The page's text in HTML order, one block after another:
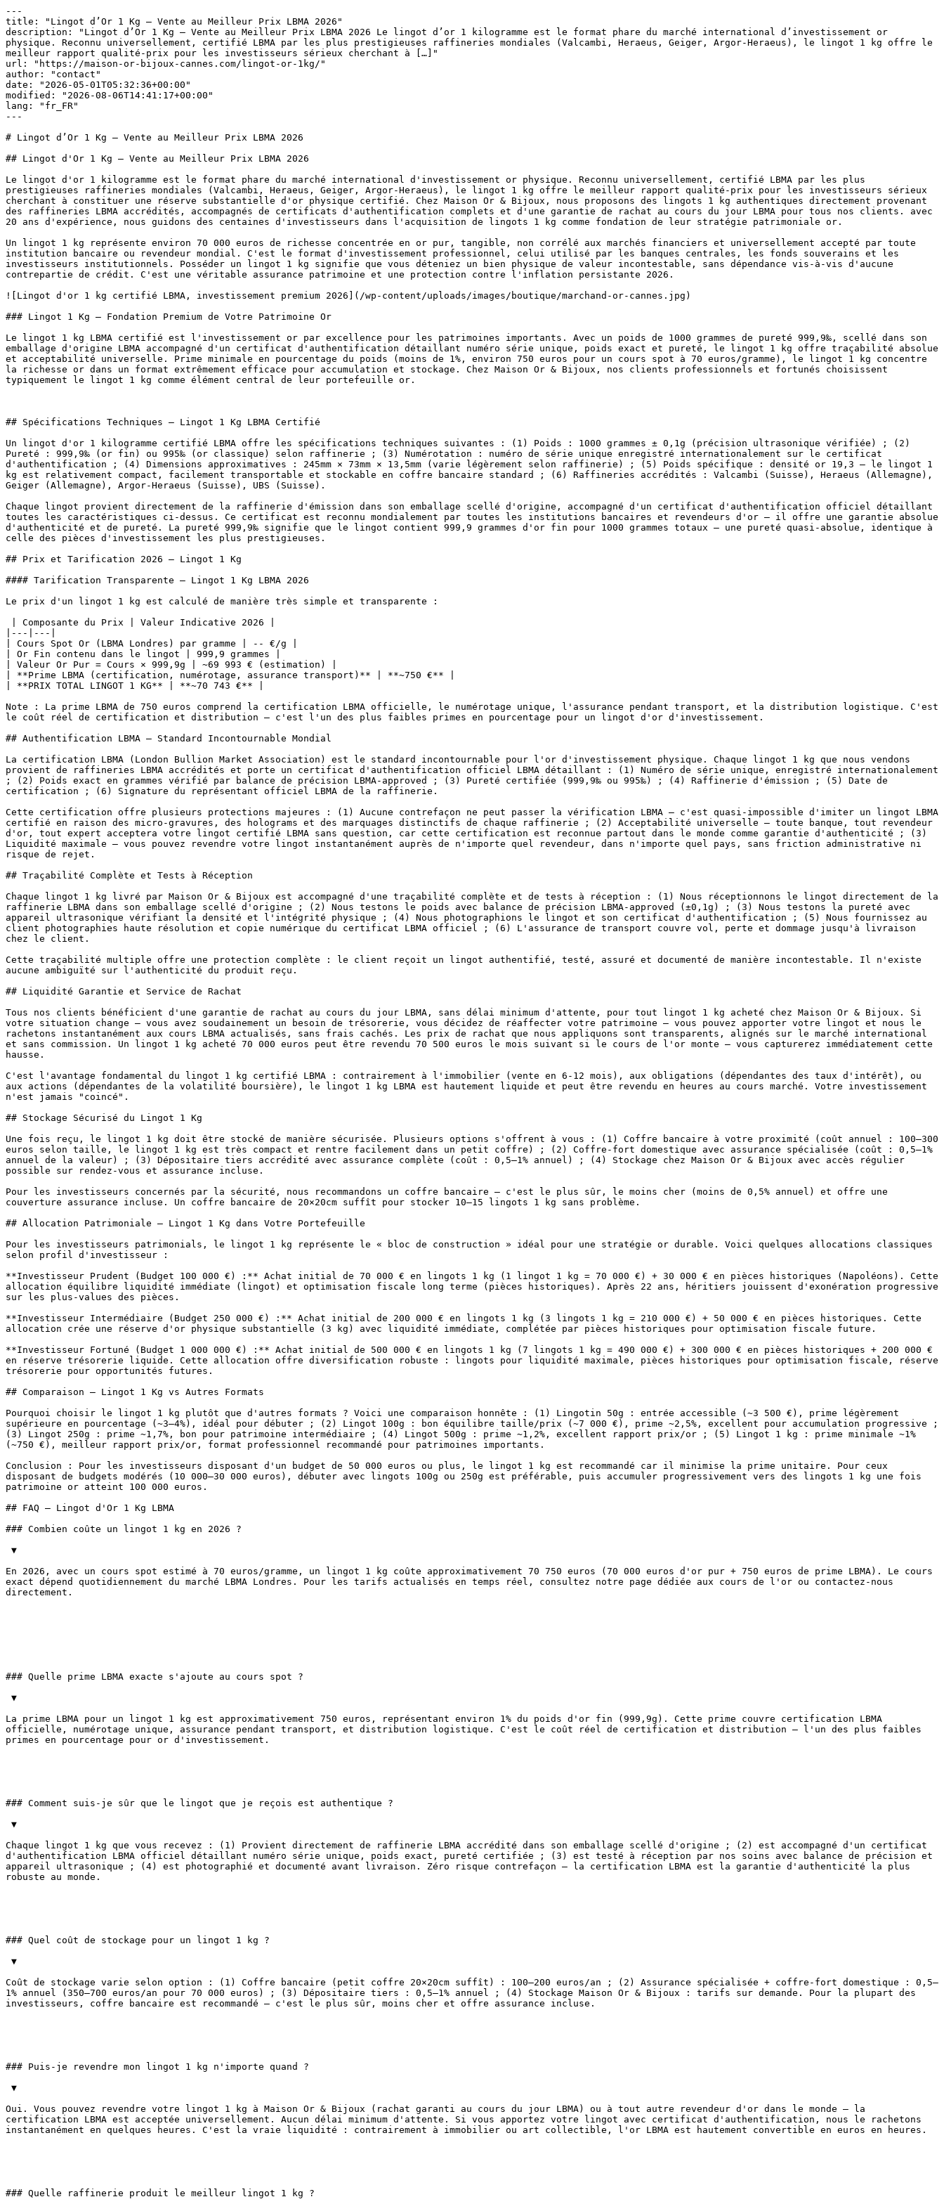
---
title: "Lingot d’Or 1 Kg — Vente au Meilleur Prix LBMA 2026"
description: "Lingot d’Or 1 Kg — Vente au Meilleur Prix LBMA 2026 Le lingot d’or 1 kilogramme est le format phare du marché international d’investissement or physique. Reconnu universellement, certifié LBMA par les plus prestigieuses raffineries mondiales (Valcambi, Heraeus, Geiger, Argor-Heraeus), le lingot 1 kg offre le meilleur rapport qualité-prix pour les investisseurs sérieux cherchant à […]"
url: "https://maison-or-bijoux-cannes.com/lingot-or-1kg/"
author: "contact"
date: "2026-05-01T05:32:36+00:00"
modified: "2026-08-06T14:41:17+00:00"
lang: "fr_FR"
---

# Lingot d’Or 1 Kg — Vente au Meilleur Prix LBMA 2026

## Lingot d'Or 1 Kg — Vente au Meilleur Prix LBMA 2026

Le lingot d'or 1 kilogramme est le format phare du marché international d'investissement or physique. Reconnu universellement, certifié LBMA par les plus prestigieuses raffineries mondiales (Valcambi, Heraeus, Geiger, Argor-Heraeus), le lingot 1 kg offre le meilleur rapport qualité-prix pour les investisseurs sérieux cherchant à constituer une réserve substantielle d'or physique certifié. Chez Maison Or & Bijoux, nous proposons des lingots 1 kg authentiques directement provenant des raffineries LBMA accrédités, accompagnés de certificats d'authentification complets et d'une garantie de rachat au cours du jour LBMA pour tous nos clients. avec 20 ans d'expérience, nous guidons des centaines d'investisseurs dans l'acquisition de lingots 1 kg comme fondation de leur stratégie patrimoniale or.

Un lingot 1 kg représente environ 70 000 euros de richesse concentrée en or pur, tangible, non corrélé aux marchés financiers et universellement accepté par toute institution bancaire ou revendeur mondial. C'est le format d'investissement professionnel, celui utilisé par les banques centrales, les fonds souverains et les investisseurs institutionnels. Posséder un lingot 1 kg signifie que vous déteniez un bien physique de valeur incontestable, sans dépendance vis-à-vis d'aucune contrepartie de crédit. C'est une véritable assurance patrimoine et une protection contre l'inflation persistante 2026.

![Lingot d'or 1 kg certifié LBMA, investissement premium 2026](/wp-content/uploads/images/boutique/marchand-or-cannes.jpg)

### Lingot 1 Kg — Fondation Premium de Votre Patrimoine Or

Le lingot 1 kg LBMA certifié est l'investissement or par excellence pour les patrimoines importants. Avec un poids de 1000 grammes de pureté 999,9‰, scellé dans son emballage d'origine LBMA accompagné d'un certificat d'authentification détaillant numéro série unique, poids exact et pureté, le lingot 1 kg offre traçabilité absolue et acceptabilité universelle. Prime minimale en pourcentage du poids (moins de 1%, environ 750 euros pour un cours spot à 70 euros/gramme), le lingot 1 kg concentre la richesse or dans un format extrêmement efficace pour accumulation et stockage. Chez Maison Or & Bijoux, nos clients professionnels et fortunés choisissent typiquement le lingot 1 kg comme élément central de leur portefeuille or.

 

## Spécifications Techniques — Lingot 1 Kg LBMA Certifié

Un lingot d'or 1 kilogramme certifié LBMA offre les spécifications techniques suivantes : (1) Poids : 1000 grammes ± 0,1g (précision ultrasonique vérifiée) ; (2) Pureté : 999,9‰ (or fin) ou 995‰ (or classique) selon raffinerie ; (3) Numérotation : numéro de série unique enregistré internationalement sur le certificat d'authentification ; (4) Dimensions approximatives : 245mm × 73mm × 13,5mm (varie légèrement selon raffinerie) ; (5) Poids spécifique : densité or 19,3 — le lingot 1 kg est relativement compact, facilement transportable et stockable en coffre bancaire standard ; (6) Raffineries accrédités : Valcambi (Suisse), Heraeus (Allemagne), Geiger (Allemagne), Argor-Heraeus (Suisse), UBS (Suisse).

Chaque lingot provient directement de la raffinerie d'émission dans son emballage scellé d'origine, accompagné d'un certificat d'authentification officiel détaillant toutes les caractéristiques ci-dessus. Ce certificat est reconnu mondialement par toutes les institutions bancaires et revendeurs d'or — il offre une garantie absolue d'authenticité et de pureté. La pureté 999,9‰ signifie que le lingot contient 999,9 grammes d'or fin pour 1000 grammes totaux — une pureté quasi-absolue, identique à celle des pièces d'investissement les plus prestigieuses.

## Prix et Tarification 2026 — Lingot 1 Kg

#### Tarification Transparente — Lingot 1 Kg LBMA 2026

Le prix d'un lingot 1 kg est calculé de manière très simple et transparente :

 | Composante du Prix | Valeur Indicative 2026 |
|---|---|
| Cours Spot Or (LBMA Londres) par gramme | -- €/g |
| Or Fin contenu dans le lingot | 999,9 grammes |
| Valeur Or Pur = Cours × 999,9g | ~69 993 € (estimation) |
| **Prime LBMA (certification, numérotage, assurance transport)** | **~750 €** |
| **PRIX TOTAL LINGOT 1 KG** | **~70 743 €** |

Note : La prime LBMA de 750 euros comprend la certification LBMA officielle, le numérotage unique, l'assurance pendant transport, et la distribution logistique. C'est le coût réel de certification et distribution — c'est l'un des plus faibles primes en pourcentage pour un lingot d'or d'investissement.

## Authentification LBMA — Standard Incontournable Mondial

La certification LBMA (London Bullion Market Association) est le standard incontournable pour l'or d'investissement physique. Chaque lingot 1 kg que nous vendons provient de raffineries LBMA accrédités et porte un certificat d'authentification officiel LBMA détaillant : (1) Numéro de série unique, enregistré internationalement ; (2) Poids exact en grammes vérifié par balance de précision LBMA-approved ; (3) Pureté certifiée (999,9‰ ou 995‰) ; (4) Raffinerie d'émission ; (5) Date de certification ; (6) Signature du représentant officiel LBMA de la raffinerie.

Cette certification offre plusieurs protections majeures : (1) Aucune contrefaçon ne peut passer la vérification LBMA — c'est quasi-impossible d'imiter un lingot LBMA certifié en raison des micro-gravures, des holograms et des marquages distinctifs de chaque raffinerie ; (2) Acceptabilité universelle — toute banque, tout revendeur d'or, tout expert acceptera votre lingot certifié LBMA sans question, car cette certification est reconnue partout dans le monde comme garantie d'authenticité ; (3) Liquidité maximale — vous pouvez revendre votre lingot instantanément auprès de n'importe quel revendeur, dans n'importe quel pays, sans friction administrative ni risque de rejet.

## Traçabilité Complète et Tests à Réception

Chaque lingot 1 kg livré par Maison Or & Bijoux est accompagné d'une traçabilité complète et de tests à réception : (1) Nous réceptionnons le lingot directement de la raffinerie LBMA dans son emballage scellé d'origine ; (2) Nous testons le poids avec balance de précision LBMA-approved (±0,1g) ; (3) Nous testons la pureté avec appareil ultrasonique vérifiant la densité et l'intégrité physique ; (4) Nous photographions le lingot et son certificat d'authentification ; (5) Nous fournissez au client photographies haute résolution et copie numérique du certificat LBMA officiel ; (6) L'assurance de transport couvre vol, perte et dommage jusqu'à livraison chez le client.

Cette traçabilité multiple offre une protection complète : le client reçoit un lingot authentifié, testé, assuré et documenté de manière incontestable. Il n'existe aucune ambiguïté sur l'authenticité du produit reçu.

## Liquidité Garantie et Service de Rachat

Tous nos clients bénéficient d'une garantie de rachat au cours du jour LBMA, sans délai minimum d'attente, pour tout lingot 1 kg acheté chez Maison Or & Bijoux. Si votre situation change — vous avez soudainement un besoin de trésorerie, vous décidez de réaffecter votre patrimoine — vous pouvez apporter votre lingot et nous le rachetons instantanément aux cours LBMA actualisés, sans frais cachés. Les prix de rachat que nous appliquons sont transparents, alignés sur le marché international et sans commission. Un lingot 1 kg acheté 70 000 euros peut être revendu 70 500 euros le mois suivant si le cours de l'or monte — vous capturerez immédiatement cette hausse.

C'est l'avantage fondamental du lingot 1 kg certifié LBMA : contrairement à l'immobilier (vente en 6-12 mois), aux obligations (dépendantes des taux d'intérêt), ou aux actions (dépendantes de la volatilité boursière), le lingot 1 kg LBMA est hautement liquide et peut être revendu en heures au cours marché. Votre investissement n'est jamais "coincé".

## Stockage Sécurisé du Lingot 1 Kg

Une fois reçu, le lingot 1 kg doit être stocké de manière sécurisée. Plusieurs options s'offrent à vous : (1) Coffre bancaire à votre proximité (coût annuel : 100–300 euros selon taille, le lingot 1 kg est très compact et rentre facilement dans un petit coffre) ; (2) Coffre-fort domestique avec assurance spécialisée (coût : 0,5–1% annuel de la valeur) ; (3) Dépositaire tiers accrédité avec assurance complète (coût : 0,5–1% annuel) ; (4) Stockage chez Maison Or & Bijoux avec accès régulier possible sur rendez-vous et assurance incluse.

Pour les investisseurs concernés par la sécurité, nous recommandons un coffre bancaire — c'est le plus sûr, le moins cher (moins de 0,5% annuel) et offre une couverture assurance incluse. Un coffre bancaire de 20×20cm suffît pour stocker 10–15 lingots 1 kg sans problème.

## Allocation Patrimoniale — Lingot 1 Kg dans Votre Portefeuille

Pour les investisseurs patrimonials, le lingot 1 kg représente le « bloc de construction » idéal pour une stratégie or durable. Voici quelques allocations classiques selon profil d'investisseur :

**Investisseur Prudent (Budget 100 000 €) :** Achat initial de 70 000 € en lingots 1 kg (1 lingot 1 kg = 70 000 €) + 30 000 € en pièces historiques (Napoléons). Cette allocation équilibre liquidité immédiate (lingot) et optimisation fiscale long terme (pièces historiques). Après 22 ans, héritiers jouissent d'exonération progressive sur les plus-val